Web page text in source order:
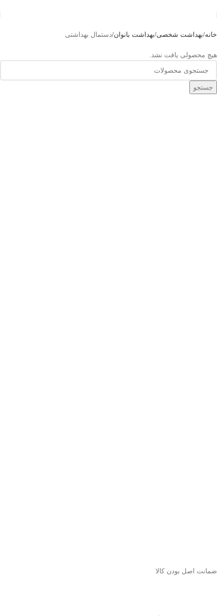
خانه بهداشت شخصی بهداشت بانوان دستمال بهداشتی
هیچ محصولی یافت نشد.
جستجو
ﺿﻤﺎﻧﺖ اﺻﻞ ﺑﻮدن ﮐﺎﻟﺎ